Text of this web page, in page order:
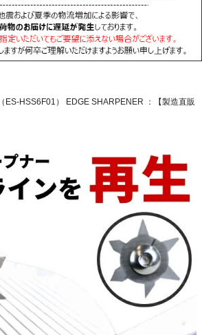
ES-HSS6F01） EDGE SHARPENER ：【製造直販